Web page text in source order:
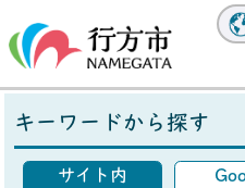
キーワードから探す
サイト内